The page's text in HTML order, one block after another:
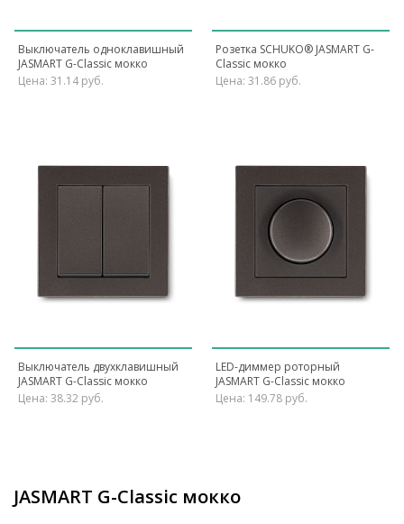
Выключатель одноклавишный
JASMART G-Classic мокко
Цена: 31.14 руб.
Розетка SCHUKO® JASMART G-
Classic мокко
Цена: 31.86 руб.
Выключатель двухклавишный
JASMART G-Classic мокко
Цена: 38.32 руб.
LED-диммер роторный
JASMART G-Classic мокко
Цена: 149.78 руб.
JASMART G-Classic мокко